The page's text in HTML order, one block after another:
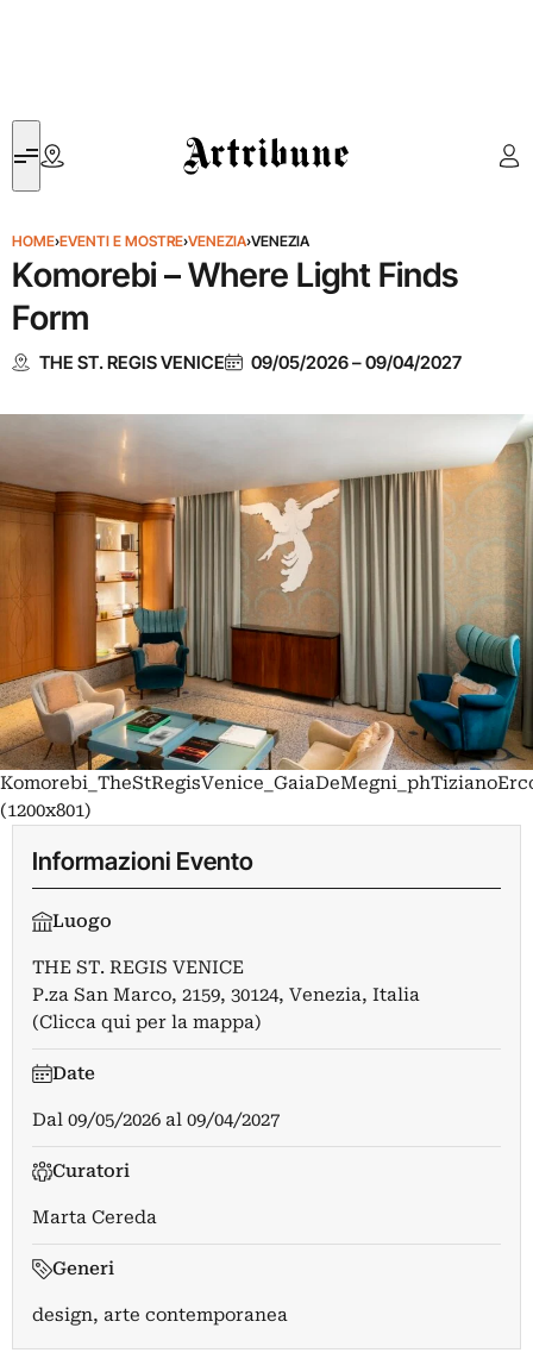
Artribune
HOME›EVENTI E MOSTRE›VENEZIA›VENEZIA
Komorebi – Where Light Finds
Form
THE ST. REGIS VENICE 09/05/2026–09/04/2027
(1200x801)
Informazioni Evento
Luogo
THE ST. REGIS VENICE
P.za San Marco, 2159, 30124, Venezia, Italia
(Clicca qui per la mappa)
Date
Dal 09/05/2026 al 09/04/2027
Curatori
Marta Cereda
Generi
design, arte contemporanea